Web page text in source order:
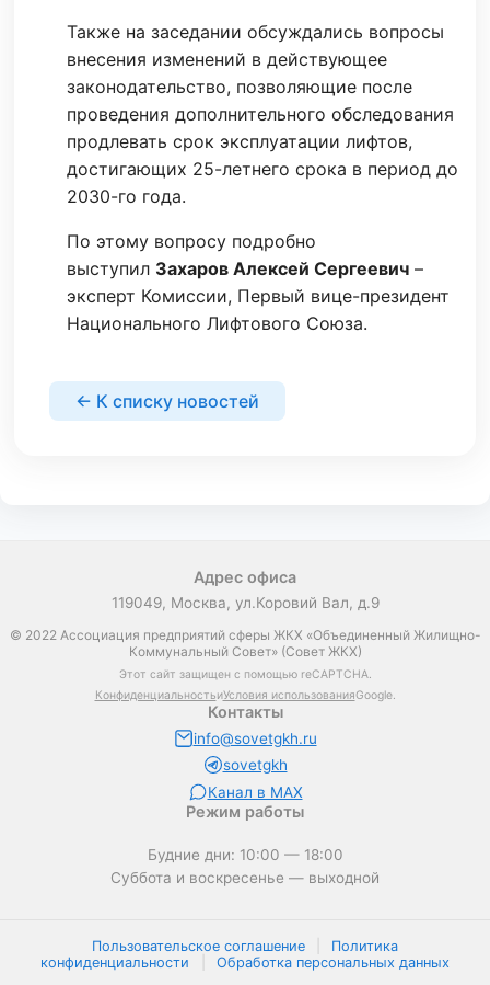
Также на заседании обсуждались вопросы
внесения изменений в действующее
законодательство, позволяющие после
проведения дополнительного обследования
продлевать срок эксплуатации лифтов,
достигающих 25-летнего срока в период до
2030-го года.
По этому вопросу подробно
выступил Захаров Алексей Сергеевич–
эксперт Комиссии, Первый вице-президент
Национального Лифтового Союза.
← К списку новостей
Адрес офиса
119049, Москва, ул.Коровий Вал, д.9
© 2022 Ассоциация предприятий сферы ЖКХ «Объединенный Жилищно-
Коммунальный Совет» (Совет ЖКХ)
Этот сайт защищен с помощью reCAPTCHA.
КонфиденциальностьиУсловия использованияGoogle.
Контакты
info@sovetgkh.ru
sovetgkh
Канал в MAX
Режим работы
Будние дни: 10:00 — 18:00
Суббота и воскресенье — выходной
Пользовательское соглашение
Политика
конфиденциальности
Обработка персональных данных